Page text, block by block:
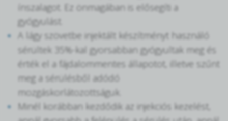
ínszalagot. Ez önmagában is elősegíti a
gyógyulást.
A lágy szövetbe injektált készítményt használó
sérültek 35%-kal gyorsabban gyógyultak meg és
érték el a fájdalommentes állapotot, illetve szűnt
meg a sérülésből adódó
mozgáskorlátozottságuk.
Minél korábban kezdődik az injekciós kezelést,